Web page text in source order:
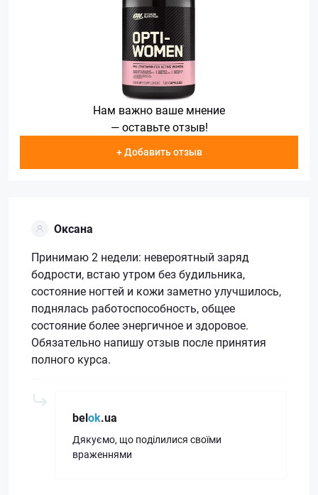
Нам важно ваше мнение
— оставьте отзыв!
+ Добавить отзыв
Оксана
Принимаю 2 недели: невероятный заряд
бодрости, встаю утром без будильника,
состояние ногтей и кожи заметно улучшилось,
поднялась работоспособность, общее
состояние более энергичное и здоровое.
Обязательно напишу отзыв после принятия
полного курса.
belok.ua
Дякуємо, що поділилися своїми
враженнями